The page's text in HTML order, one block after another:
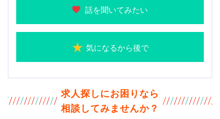
話を聞いてみたい
気になるから後で
求人探しにお困りなら
相談してみませんか？